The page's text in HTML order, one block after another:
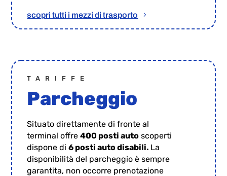
scopri tutti i mezzi di trasporto
TARIFFE
Parcheggio
Situato direttamente di fronte al
terminal offre400 posti auto scoperti
dispone di6 posti auto disabili. La
disponibilità del parcheggio è sempre
garantita, non occorre prenotazione